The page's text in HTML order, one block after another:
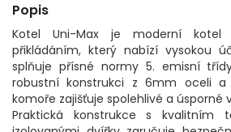
Popis
Kotel Uni-Max je moderní
přikládáním, který nabízí vysokou
splňuje přísné normy 5. emisní třídy
robustní konstrukci z 6mm oceli a
komoře zajišťuje spolehlivé a
Praktická konstrukce s kvalitním